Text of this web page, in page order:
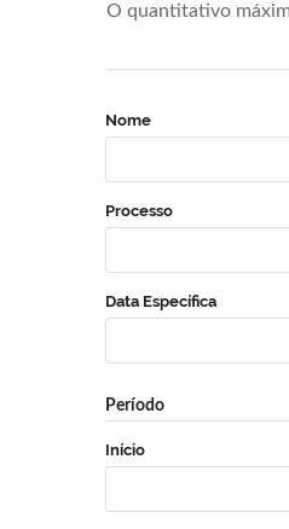
O quantitativo
Nome
Processo
Data Específica
Período
Início